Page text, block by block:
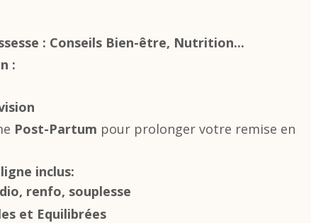
: Conseils Bien-être, Nutrition...
:
Post-Partum pour prolonger votre remise en
inclus:
renfo, souplesse
et Equilibrées